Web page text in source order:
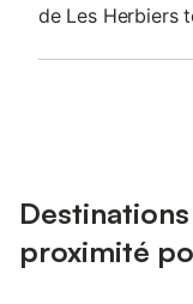
de Les Herbiers
proximité